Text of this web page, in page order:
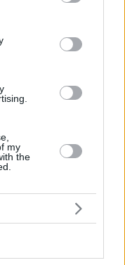
third-party tags to
in below Google
my
the
ξένες
ο Έρικ
το
εάν ο δήμαρχος
ακριβά
θέσης
εν μέρει
αναζήτησαν
από